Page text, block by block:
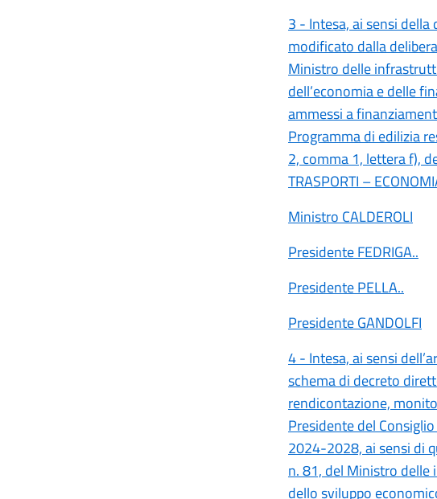
3 - Intesa, ai sensi
modificato dalla
Ministro delle
dell’economia e delle
ammessi a
Programma di edilizia
2, comma 1, lettera f),
TRASPORTI –
Ministro CALDEROLI
Presidente FEDRIGA..
Presidente PELLA..
Presidente GANDOLFI
4 - Intesa, ai sensi
schema di decreto
rendicontazione,
Presidente del
2024-2028, ai sensi di
n. 81, del Ministro
dello sviluppo